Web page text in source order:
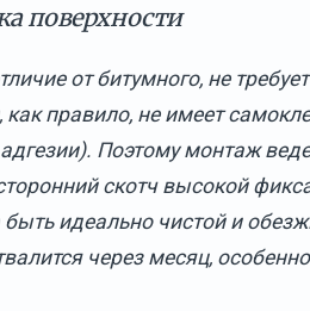
поверхности
от битумного, не
правило, не имеет
Поэтому монтаж
скотч высокой
быть идеально чистой и
через месяц,